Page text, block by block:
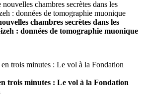
chambres secrètes dans les
: données de tomographie muonique
trois minutes : Le vol à la Fondation